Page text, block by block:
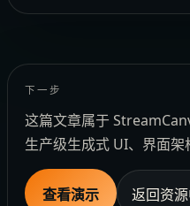
下一步
这篇文章属于
生产级生成式 UI、界面架
查看演示 返回资